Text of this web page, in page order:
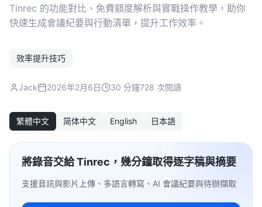
Tinrec 的功能對比、免費額度解析與實戰操作教學，助你
快速生成會議紀要與行動清單，提升工作效率。
效率提升技巧
Jack 2026年2月6日 30 分鐘728 次閱讀
繁體中文 简体中文 English 日本語
將錄音交給 Tinrec，幾分鐘取得逐字稿與摘要
支援音訊與影片上傳、多語言轉寫、AI 會議紀要與待辦擷取